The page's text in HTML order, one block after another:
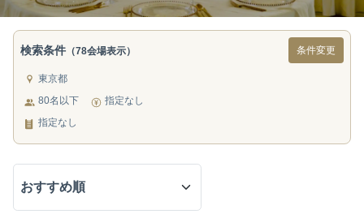
検索条件 （78会場表示） 条件変更
東京都
80名以下
指定なし
指定なし